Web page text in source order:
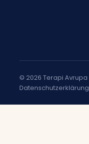
© 2026 Terapi Avrupa
Datenschutzerklärung